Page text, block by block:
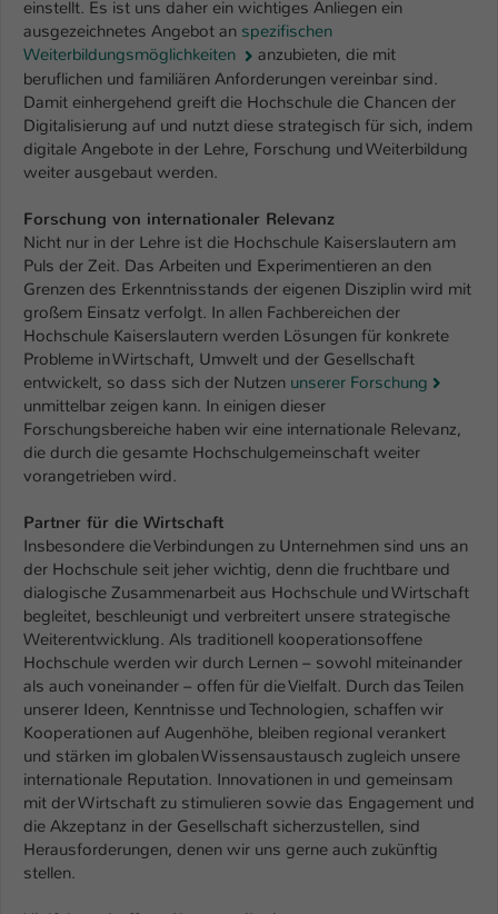
einstellt. Es ist uns daher ein wichtiges Anliegen ein
ausgezeichnetes Angebot an spezifischen
Weiterbildungsmöglichkeiten
anzubieten, die mit
beruflichen und familiären Anforderungen vereinbar sind.
Damit einhergehend greift die Hochschule die Chancen der
Digitalisierung auf und nutzt diese strategisch für sich, indem
digitale Angebote in der Lehre, Forschung und Weiterbildung
weiter ausgebaut werden.
Forschung von internationaler Relevanz
Nicht nur in der Lehre ist die Hochschule Kaiserslautern am
Puls der Zeit. Das Arbeiten und Experimentieren an den
Grenzen des Erkenntnisstands der eigenen Disziplin wird mit
großem Einsatz verfolgt. In allen Fachbereichen der
Hochschule Kaiserslautern werden Lösungen für konkrete
Probleme in Wirtschaft, Umwelt und der Gesellschaft
entwickelt, so dass sich der Nutzen unserer Forschung
unmittelbar zeigen kann. In einigen dieser
Forschungsbereiche haben wir eine internationale Relevanz,
die durch die gesamte Hochschulgemeinschaft weiter
vorangetrieben wird.
Partner für die Wirtschaft
Insbesondere die Verbindungen zu Unternehmen sind uns an
der Hochschule seit jeher wichtig, denn die fruchtbare und
dialogische Zusammenarbeit aus Hochschule und Wirtschaft
begleitet, beschleunigt und verbreitert unsere strategische
Weiterentwicklung. Als traditionell kooperationsoffene
Hochschule werden wir durch Lernen – sowohl miteinander
als auch voneinander – offen für die Vielfalt. Durch das Teilen
unserer Ideen, Kenntnisse und Technologien, schaffen wir
Kooperationen auf Augenhöhe, bleiben regional verankert
und stärken im globalen Wissensaustausch zugleich unsere
internationale Reputation. Innovationen in und gemeinsam
mit der Wirtschaft zu stimulieren sowie das Engagement und
die Akzeptanz in der Gesellschaft sicherzustellen, sind
Herausforderungen, denen wir uns gerne auch zukünftig
stellen.
Zweck
Einstellungen. Unter anderem eine zufällig
generierte ID, für die historische
Speicherung Ihrer vorgenommen
Einstellungen, falls der Webseiten-
Betreiber dies eingestellt hat.
Name fe_typo_user / PHPSESSID
Anbieter TYPO3
Laufzeit 1 Woche
Zweck
Dieses Cookie ist ein Standard-Session-
Cookie von TYPO3. Es speichert im Fall
eines Intranet-Logins die Session-ID. So
kann der eingeloggte Benutzer
wiedererkannt werden und es wird ihm
Zugang zu geschützten Bereichen
gewährt.
Name be_typo_user
Anbieter TYPO3
Laufzeit 1 Tag
Zweck
Dieser Cookie teilt der Webseite mit, ob
ein Besucher im Typo3-Backend
angemeldet ist und Rechte besitzt diese
zu verwalten.